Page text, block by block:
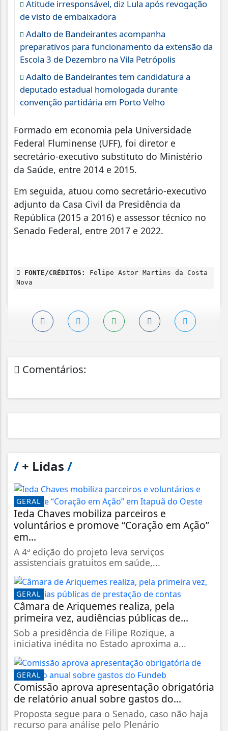
Atitude irresponsável, diz Lula após revogação
de visto de embaixadora
Adalto de Bandeirantes acompanha
preparativos para funcionamento da extensão da
Escola 3 de Dezembro na Vila Petrópolis
Adalto de Bandeirantes tem candidatura a
deputado estadual homologada durante
convenção partidária em Porto Velho
Formado em economia pela Universidade
Federal Fluminense (UFF), foi diretor e
secretário-executivo substituto do Ministério
da Saúde, entre 2014 e 2015.
Em seguida, atuou como secretário-executivo
adjunto da Casa Civil da Presidência da
República (2015 a 2016) e assessor técnico no
Senado Federal, entre 2017 e 2022.
FONTE/CRÉDITOS:
Felipe Astor Martins da Costa
Nova
Comentários:
/ + Lidas /
GERAL
Ieda Chaves mobiliza parceiros e
voluntários e promove “Coração em Ação”
em...
A 4ª edição do projeto leva serviços
assistenciais gratuitos em saúde,...
GERAL
Câmara de Ariquemes realiza, pela
primeira vez, audiências públicas de...
Sob a presidência de Filipe Rozique, a
iniciativa inédita no Estado aproxima a...
GERAL
Comissão aprova apresentação obrigatória
de relatório anual sobre gastos do...
Proposta segue para o Senado, caso não haja
recurso para análise pelo Plenário